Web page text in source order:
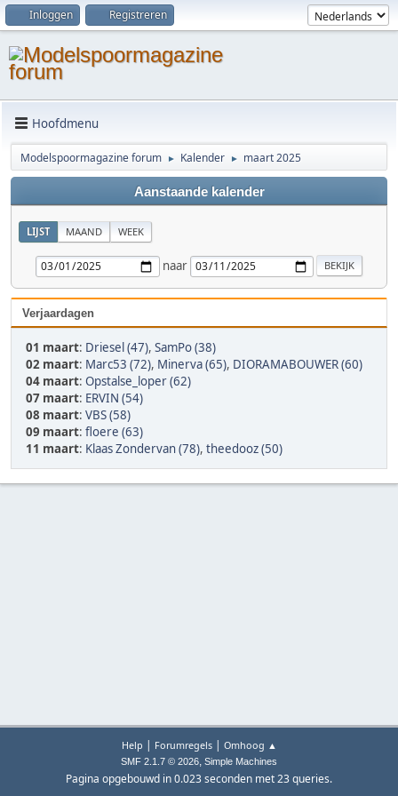
Inloggen Registreren
Hoofdmenu
Modelspoormagazine forum ► Kalender ► maart 2025
Aanstaande kalender
LIJST MAAND WEEK
naar
Verjaardagen
01 maart: Driesel (47), SamPo (38)
02 maart: Marc53 (72), Minerva (65), DIORAMABOUWER (60)
04 maart: Opstalse_loper (62)
07 maart: ERVIN (54)
08 maart: VBS (58)
09 maart: floere (63)
11 maart: Klaas Zondervan (78), theedooz (50)
Help | Forumregels| Omhoog ▲
SMF 2.1.7 © 2026, Simple Machines
Pagina opgebouwd in 0.023 seconden met 23 queries.